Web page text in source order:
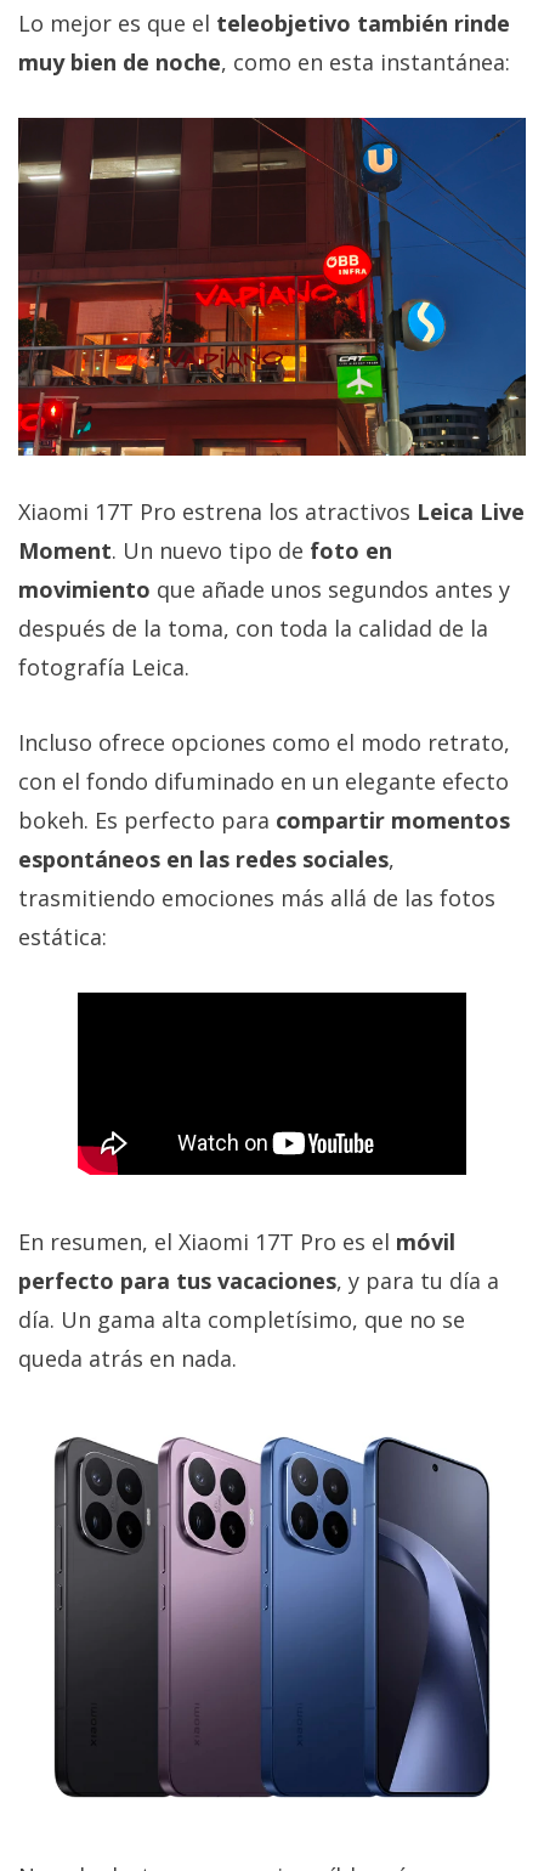
Lo mejor es que el teleobjetivo también rinde
muy bien de noche, como en esta instantánea:
Xiaomi 17T Pro estrena los atractivos Leica Live
Moment. Un nuevo tipo de foto en
movimiento que añade unos segundos antes y
después de la toma, con toda la calidad de la
fotografía Leica.
Incluso ofrece opciones como el modo retrato,
con el fondo difuminado en un elegante efecto
bokeh. Es perfecto para compartir momentos
espontáneos en las redes sociales,
trasmitiendo emociones más allá de las fotos
estática:
En resumen, el Xiaomi 17T Pro es el móvil
perfecto para tus vacaciones, y para tu día a
día. Un gama alta completísimo, que no se
queda atrás en nada.